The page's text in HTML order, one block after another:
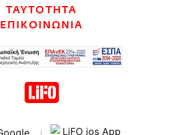
ΤΑΥΤΟΤΗΤΑ
ΕΠΙΚΟΙΝΩΝΙΑ